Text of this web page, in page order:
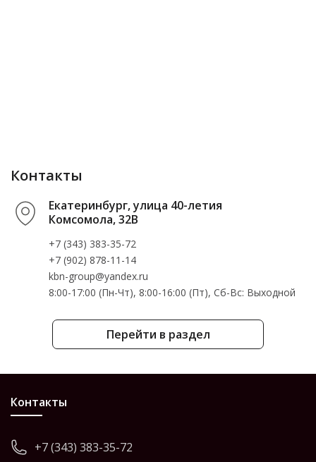
Перейти в раздел
Контакты
Екатеринбург, улица 40-летия
Комсомола, 32В
+7 (343) 383-35-72
+7 (902) 878-11-14
kbn-group@yandex.ru
8:00-17:00 (Пн-Чт), 8:00-16:00 (Пт), Cб-Вс: Выходной
Контакты
+7 (343) 383-35-72